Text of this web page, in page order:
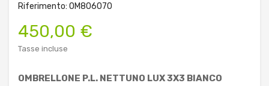
Riferimento: OM806070
450,00 €
Tasse incluse
OMBRELLONE P.L. NETTUNO LUX 3X3 BIANCO